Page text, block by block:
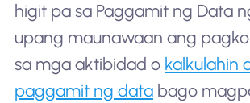
higit pa sa Paggamit ng Data
upang maunawaan ang
sa mga aktibidad o kalkulahin
paggamit ng databago